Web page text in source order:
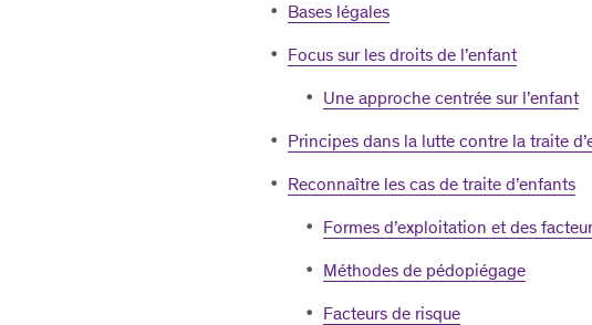
Bases légales
Focus sur les droits de l’enfant
Une approche centrée sur l’enfant
Principes dans la lutte contre la traite
Reconnaître les cas de traite d’enfants
Formes d’exploitation et des
Méthodes de pédopiégage
Facteurs de risque